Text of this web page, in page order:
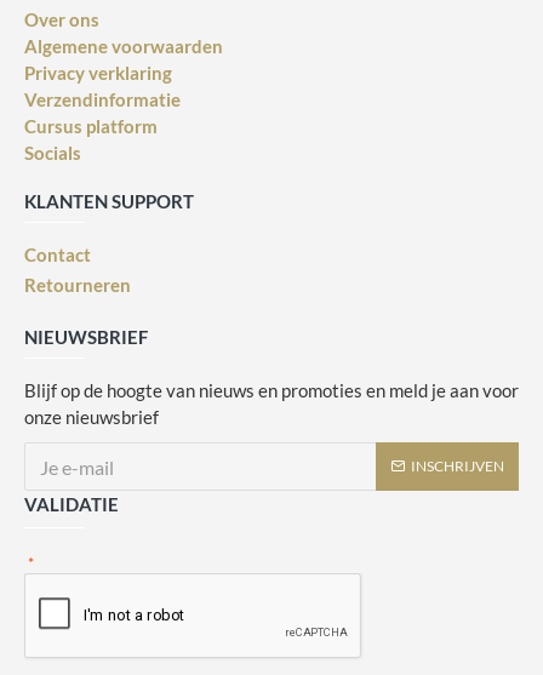
Over ons
Algemene voorwaarden
Privacy verklaring
Verzendinformatie
Cursus platform
Socials
KLANTEN SUPPORT
Contact
Retourneren
NIEUWSBRIEF
Blijf op de hoogte van nieuws en promoties en meld je aan voor
onze nieuwsbrief
INSCHRIJVEN
VALIDATIE